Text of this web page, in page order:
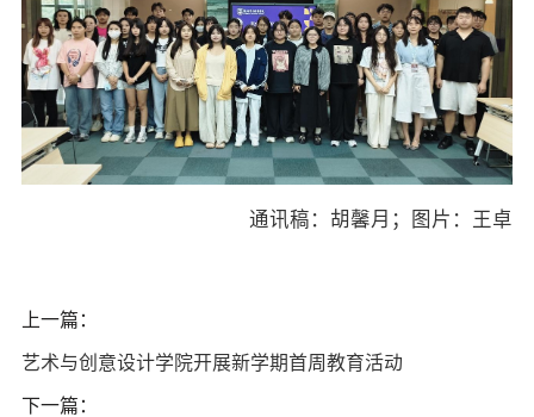
通讯稿： 胡馨月 ； 图片：王卓
上一篇：
艺术与创意设计学院开展新学期首周教育活动
下一篇：